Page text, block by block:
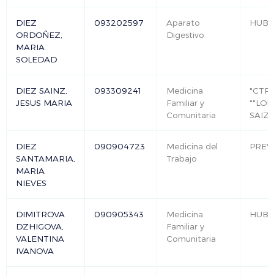
DIEZ
ORDOÑEZ,
MARIA
SOLEDAD
093202597
Aparato
Digestivo
HUBU
DIEZ SAINZ,
JESUS MARIA
093309241
Medicina
Familiar y
Comunitaria
DIEZ
SANTAMARIA,
MARIA
NIEVES
090904723
Medicina del
Trabajo
DIMITROVA
DZHIGOVA,
VALENTINA
IVANOVA
090905343
Medicina
Familiar y
Comunitaria
HUBU